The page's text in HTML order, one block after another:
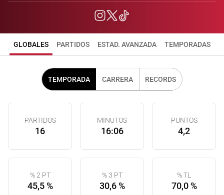
GLOBALES PARTIDOS ESTAD. AVANZADA TEMPORADAS
TEMPORADA CARRERA RECORDS
PARTIDOS
16
MINUTOS
16:06
PUNTOS
4,2
% 2 PT
45,5 %
% 3 PT
30,6 %
% TL
70,0 %